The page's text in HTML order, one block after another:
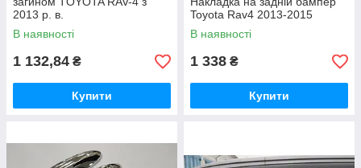
2013 р. в.
В наявності
1 132,84 ₴
Купити
Toyota Rav4 2013-2015
В наявності
1 338 ₴
Купити